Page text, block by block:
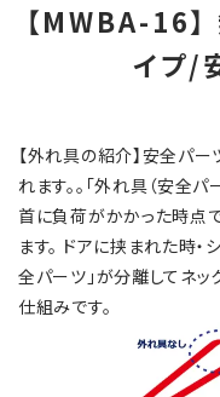
ようこそ ゲスト 様
ネックストラップ
カードケース
バッジリール
【MWBA-16
イプ/
【外れ具の紹介】安全パ
れます。。「外れ具（安全
首に負荷がかかった時点
ます。 ドアに挟まれた時・
全パーツ」が分離してネ
仕組みです。